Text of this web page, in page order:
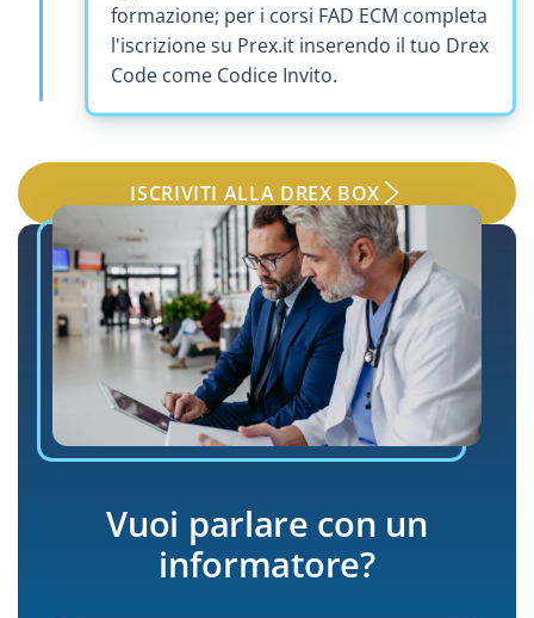
formazione; per i corsi FAD ECM completa
l'iscrizione su Prex.it inserendo il tuo Drex
Code come Codice Invito.
ISCRIVITI ALLA DREX BOX
Vuoi parlare con un
informatore?